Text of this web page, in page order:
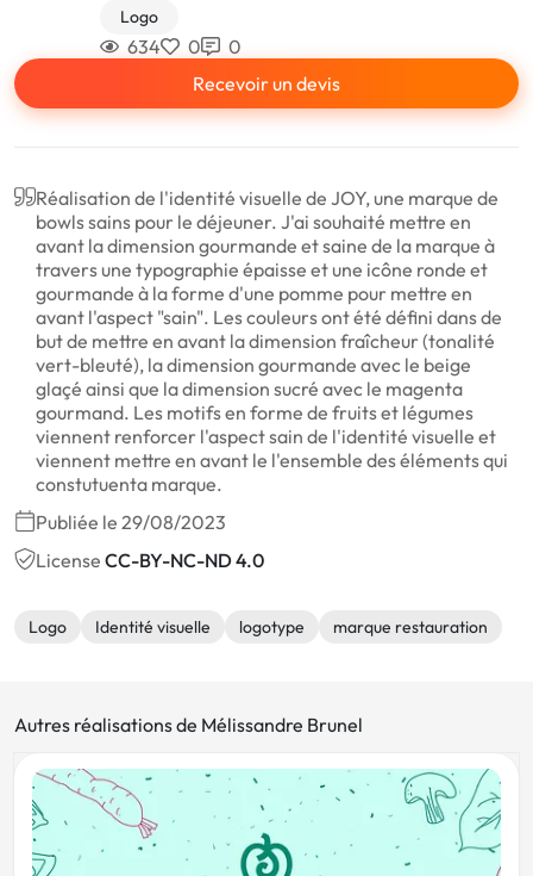
Logo
634 0
0
Recevoir un devis
Réalisation de l'identité visuelle de JOY, une marque de
bowls sains pour le déjeuner. J'ai souhaité mettre en
avant la dimension gourmande et saine de la marque à
travers une typographie épaisse et une icône ronde et
gourmande à la forme d'une pomme pour mettre en
avant l'aspect "sain". Les couleurs ont été défini dans de
but de mettre en avant la dimension fraîcheur (tonalité
vert-bleuté), la dimension gourmande avec le beige
glaçé ainsi que la dimension sucré avec le magenta
gourmand. Les motifs en forme de fruits et légumes
viennent renforcer l'aspect sain de l'identité visuelle et
viennent mettre en avant le l'ensemble des éléments qui
constutuenta marque.
Publiée le 29/08/2023
License CC-BY-NC-ND 4.0
Logo Identité visuelle logotype marque restauration
Autres réalisations de Mélissandre Brunel